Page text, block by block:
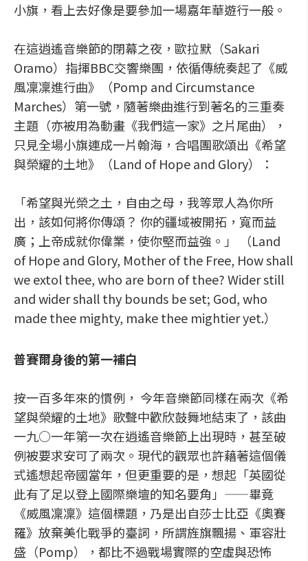
小旗，看上去好像是要參加一場嘉年華遊行一般。
在這逍遙音樂節的閉幕之夜，歐拉默（Sakari
Oramo）指揮BBC交響樂團，依循傳統奏起了《威
風凜凜進行曲》（Pomp and Circumstance
Marches）第一號，隨著樂曲進行到著名的三重奏
主題（亦被用為動畫《我們這一家》之片尾曲），
只見全場小旗連成一片翰海，合唱團歌頌出《希望
與榮耀的土地》（Land of Hope and Glory）：
「希望與光榮之土，自由之母，我等眾人為你所
出，該如何將你傳頌？ 你的疆域被開拓，寬而益
廣；上帝成就你偉業，使你堅而益強。」 （Land
of Hope and Glory, Mother of the Free, How shall
we extol thee, who are born of thee? Wider still
and wider shall thy bounds be set; God, who
made thee mighty, make thee mightier yet.）
普賽爾身後的第一補白
按一百多年來的慣例， 今年音樂節同樣在兩次《希
望與榮耀的土地》歌聲中歡欣鼓舞地結束了，該曲
一九○一年第一次在逍遙音樂節上出現時，甚至破
例被要求安可了兩次。現代的觀眾也許藉著這個儀
式遙想起帝國當年，但更重要的是，想起「英國從
此有了足以登上國際樂壇的知名要角」——畢竟
《威風凜凜》這個標題，乃是出自莎士比亞《奧賽
羅》放棄美化戰爭的臺詞，所謂旌旗飄揚、軍容壯
盛（Pomp），都比不過戰場實際的空虛與恐怖